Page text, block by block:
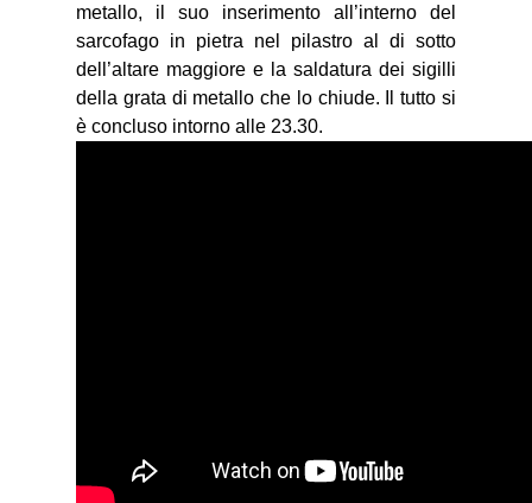
metallo, il suo inserimento all’interno del
sarcofago in pietra nel pilastro al di sotto
dell’altare maggiore e la saldatura dei sigilli
della grata di metallo che lo chiude. Il tutto si
è concluso intorno alle 23.30.